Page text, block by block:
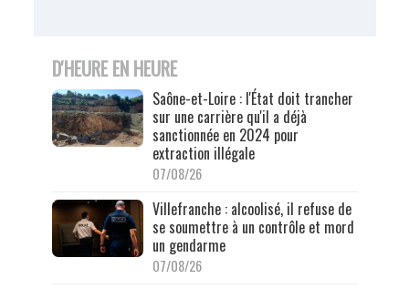
D'HEURE EN HEURE
Saône-et-Loire : l'État doit trancher
sur une carrière qu'il a déjà
sanctionnée en 2024 pour
extraction illégale
07/08/26
Villefranche : alcoolisé, il refuse de
se soumettre à un contrôle et mord
un gendarme
07/08/26